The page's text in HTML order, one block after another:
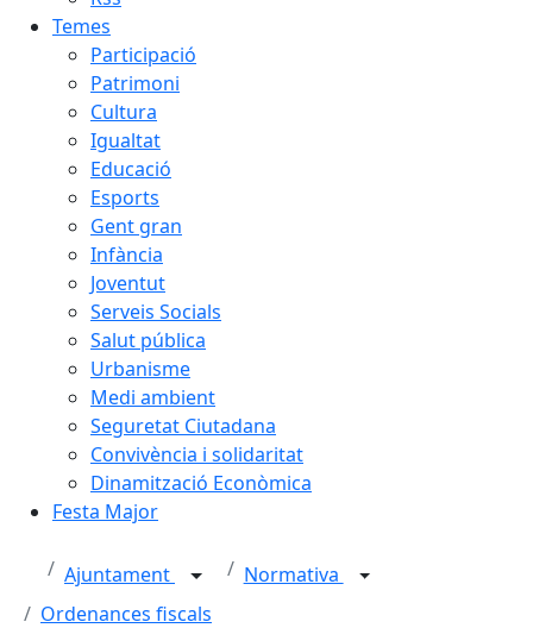
Temes
Participació
Patrimoni
Cultura
Igualtat
Educació
Esports
Gent gran
Infància
Joventut
Serveis Socials
Salut pública
Urbanisme
Medi ambient
Seguretat Ciutadana
Convivència i solidaritat
Dinamització Econòmica
Festa Major
Ajuntament
Normativa
Ordenances fiscals